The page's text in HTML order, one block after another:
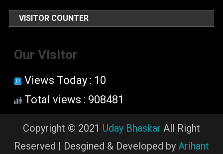
VISITOR COUNTER
Our Visitor
Views Today : 10
Total views : 908481
Copyright © 2021 Uday Bhaskar All Right
Reserved | Desgined & Developed by Arihant